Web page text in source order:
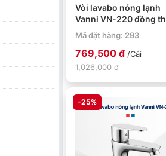
Vòi lavabo nóng lạnh
Vanni VN-220 đồng
mạ crome
Mã đặt hàng: 293
769,500 đ /Cái
1,026,000 đ
-25%